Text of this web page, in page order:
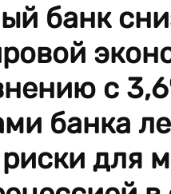
банк
с
банка
для